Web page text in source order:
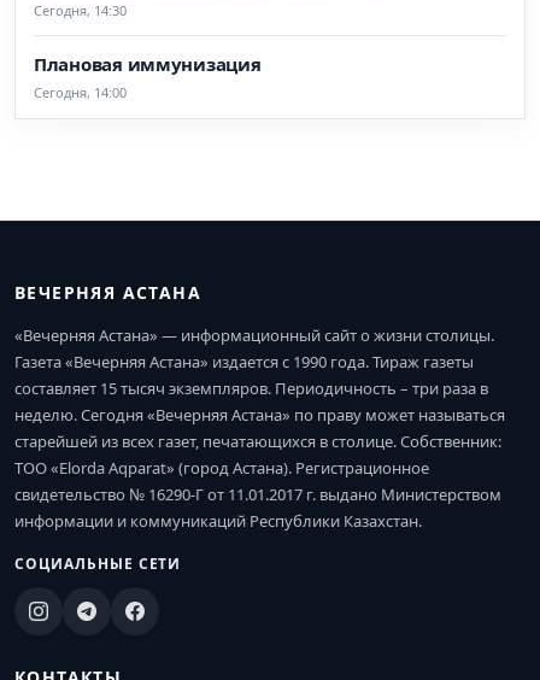
Сегодня, 14:30
Плановая иммунизация
Сегодня, 14:00
ВЕЧЕРНЯЯ АСТАНА
«Вечерняя Астана» — информационный сайт о жизни столицы.
Газета «Вечерняя Астана» издается с 1990 года. Тираж газеты
составляет 15 тысяч экземпляров. Периодичность – три раза в
неделю. Сегодня «Вечерняя Астана» по праву может называться
старейшей из всех газет, печатающихся в столице. Собственник:
ТОО «Elorda Aqparat» (город Астана). Регистрационное
свидетельство № 16290-Г от 11.01.2017 г. выдано Министерством
информации и коммуникаций Республики Казахстан.
СОЦИАЛЬНЫЕ СЕТИ